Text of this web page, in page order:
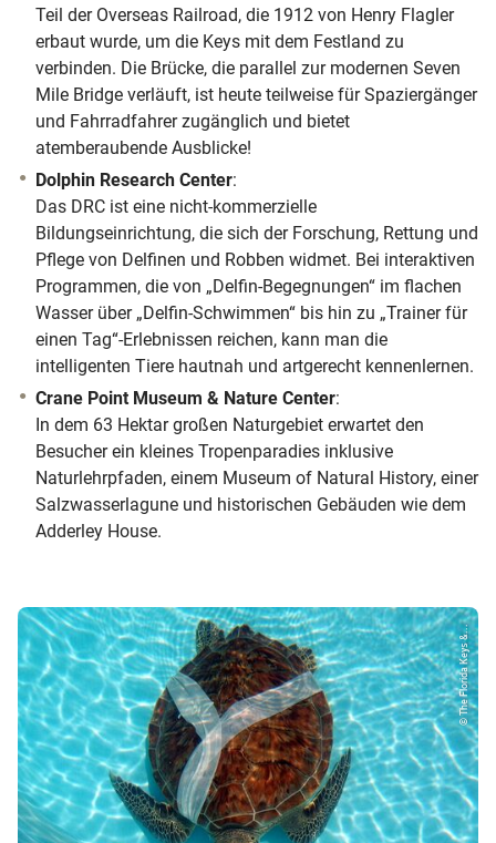
Teil der Overseas Railroad, die 1912 von Henry Flagler
erbaut wurde, um die Keys mit dem Festland zu
verbinden. Die Brücke, die parallel zur modernen Seven
Mile Bridge verläuft, ist heute teilweise für Spaziergänger
und Fahrradfahrer zugänglich und bietet
atemberaubende Ausblicke!
Dolphin Research Center:
Das DRC ist eine nicht-kommerzielle
Bildungseinrichtung, die sich der Forschung, Rettung und
Pflege von Delfinen und Robben widmet. Bei interaktiven
Programmen, die von „Delfin-Begegnungen“ im flachen
Wasser über „Delfin-Schwimmen“ bis hin zu „Trainer für
einen Tag“-Erlebnissen reichen, kann man die
intelligenten Tiere hautnah und artgerecht kennenlernen.
Crane Point Museum & Nature Center:
In dem 63 Hektar großen Naturgebiet erwartet den
Besucher ein kleines Tropenparadies inklusive
Naturlehrpfaden, einem Museum of Natural History, einer
Salzwasserlagune und historischen Gebäuden wie dem
Adderley House.
© The Florida Keys &...